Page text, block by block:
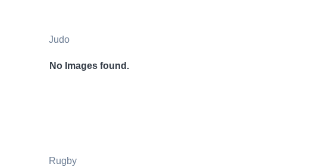
Judo
No Images found.
Rugby